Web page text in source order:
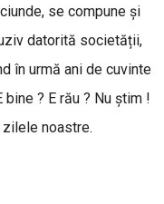
se compune și
datorită societății,
în urmă ani de cuvinte
? E rău ? Nu știm !
noastre.